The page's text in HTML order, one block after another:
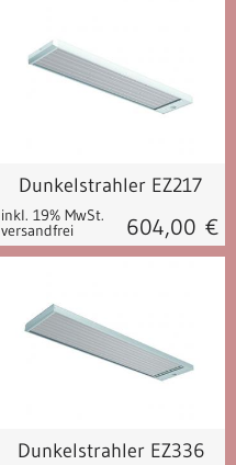
Dunkelstrahler EZ217
inkl. 19% MwSt.
versandfrei 604,00 €
Dunkelstrahler EZ336